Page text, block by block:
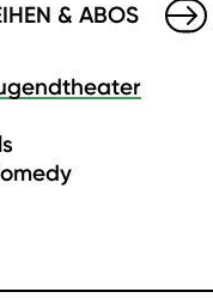
& ABOS